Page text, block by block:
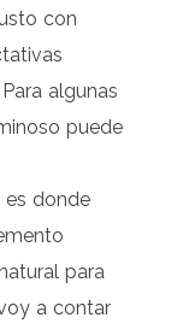
con
algunas
puede
es donde
para
a contar